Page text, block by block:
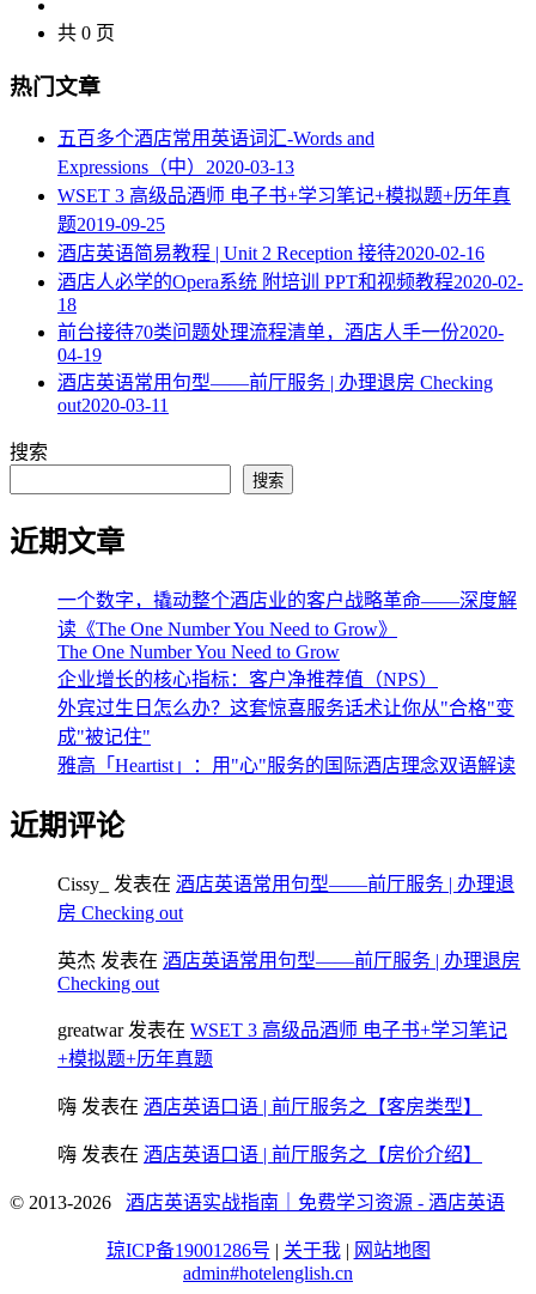
共 0 页
热门文章
五百多个酒店常用英语词汇-Words and
Expressions（中） 2020-03-13
WSET 3 高级品酒师 电子书+学习笔记+模拟题+历年真
题2019-09-25
酒店英语简易教程 | Unit 2 Reception 接待2020-02-16
酒店人必学的Opera系统 附培训 PPT和视频教程2020-02-
18
​前台接待70类问题处理流程清单，酒店人手一份2020-
04-19
酒店英语常用句型——前厅服务 | 办理退房 Checking
out2020-03-11
搜索
搜索
近期文章
一个数字，撬动整个酒店业的客户战略革命——深度解
读《The One Number You Need to Grow》
The One Number You Need to Grow
企业增长的核心指标：客户净推荐值（NPS）
外宾过生日怎么办？这套惊喜服务话术让你从"合格"变
成"被记住"
雅高「Heartist」：用"心"服务的国际酒店理念双语解读
近期评论
Cissy_ 发表在 酒店英语常用句型——前厅服务 | 办理退
房 Checking out
英杰 发表在 酒店英语常用句型——前厅服务 | 办理退房
Checking out
greatwar发表在 WSET 3 高级品酒师 电子书+学习笔记
+模拟题+历年真题
嗨 发表在 酒店英语口语 | 前厅服务之【客房类型】
嗨 发表在 酒店英语口语 | 前厅服务之【房价介绍】
© 2013-2026 酒店英语实战指南｜免费学习资源 - 酒店英语
琼ICP备19001286号 | 关于我 | 网站地图
admin#hotelenglish.cn